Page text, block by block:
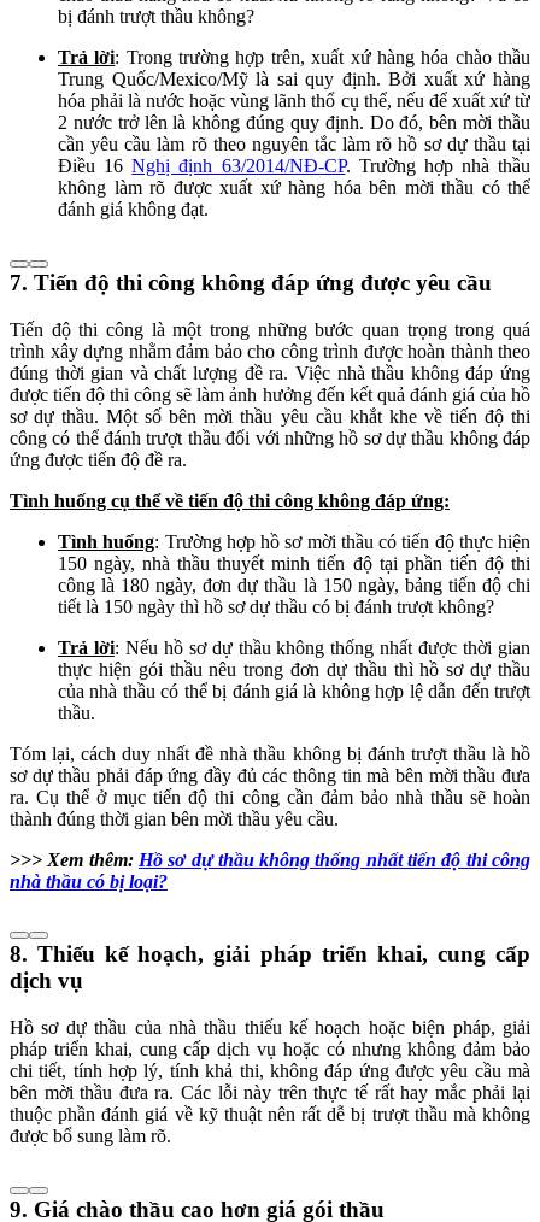
bị đánh trượt thầu không?
Trả lời: Trong trường hợp trên, xuất xứ hàng hóa chào thầu
Trung Quốc/Mexico/Mỹ là sai quy định. Bởi xuất xứ hàng
hóa phải là nước hoặc vùng lãnh thổ cụ thể, nếu để xuất xứ từ
2 nước trở lên là không đúng quy định. Do đó, bên mời thầu
cần yêu cầu làm rõ theo nguyên tắc làm rõ hồ sơ dự thầu tại
Điều 16Nghị định 63/2014/NĐ-CP. Trường hợp nhà thầu
không làm rõ được xuất xứ hàng hóa bên mời thầu có thể
đánh giá không đạt.
7. Tiến độ thi công không đáp ứng được yêu cầu
Tiến độ thi công là một trong những bước quan trọng trong quá
trình xây dựng nhằm đảm bảo cho công trình được hoàn thành theo
đúng thời gian và chất lượng đề ra. Việc nhà thầu không đáp ứng
được tiến độ thi công sẽ làm ảnh hưởng đến kết quả đánh giá của hồ
sơ dự thầu. Một số bên mời thầu yêu cầu khắt khe về tiến độ thi
công có thể đánh trượt thầu đối với những hồ sơ dự thầu không đáp
ứng được tiến độ đề ra.
Tình huống cụ thể về tiến độ thi công không đáp ứng:
Tình huống: Trường hợp hồ sơ mời thầu có tiến độ thực hiện
150 ngày, nhà thầu thuyết minh tiến độ tại phần tiến độ thi
công là 180 ngày, đơn dự thầu là 150 ngày, bảng tiến độ chi
tiết là 150 ngày thì hồ sơ dự thầu có bị đánh trượt không?
Trả lời: Nếu hồ sơ dự thầu không thống nhất được thời gian
thực hiện gói thầu nêu trong đơn dự thầu thì hồ sơ dự thầu
của nhà thầu có thể bị đánh giá là không hợp lệ dẫn đến trượt
thầu.
Tóm lại, cách duy nhất đề nhà thầu không bị đánh trượt thầu là hồ
sơ dự thầu phải đáp ứng đầy đủ các thông tin mà bên mời thầu đưa
ra. Cụ thể ở mục tiến độ thi công cần đảm bảo nhà thầu sẽ hoàn
thành đúng thời gian bên mời thầu yêu cầu.
>>> Xem thêm: Hồ sơ dự thầu không thống nhất tiến độ thi công
nhà thầu có bị loại?
8. Thiếu kế hoạch, giải pháp triển khai, cung cấp
dịch vụ
Hồ sơ dự thầu của nhà thầu thiếu kế hoạch hoặc biện pháp, giải
pháp triển khai, cung cấp dịch vụ hoặc có nhưng không đảm bảo
chi tiết, tính hợp lý, tính khả thi, không đáp ứng được yêu cầu mà
bên mời thầu đưa ra. Các lỗi này trên thực tế rất hay mắc phải lại
thuộc phần đánh giá về kỹ thuật nên rất dễ bị trượt thầu mà không
được bổ sung làm rõ.
9. Giá chào thầu cao hơn giá gói thầu